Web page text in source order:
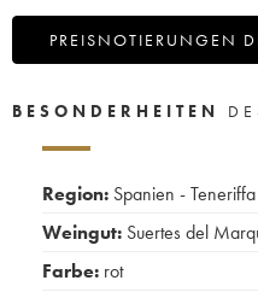
PREISNOTIERUNGEN
BESONDERHEITEN
Region: Spanien - Teneriffa
Weingut: Suertes del
Farbe: rot